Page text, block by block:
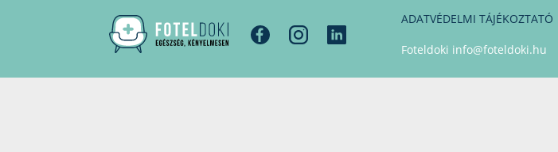
ADATVÉDELMI TÁJÉKOZTATÓ
Foteldoki info@foteldoki.hu